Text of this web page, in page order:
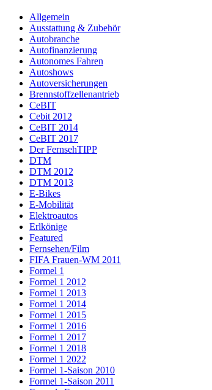
Allgemein
Ausstattung & Zubehör
Autobranche
Autofinanzierung
Autonomes Fahren
Autoshows
Autoversicherungen
Brennstoffzellenantrieb
CeBIT
Cebit 2012
CeBIT 2014
CeBIT 2017
Der FernsehTIPP
DTM
DTM 2012
DTM 2013
E-Bikes
E-Mobilität
Elektroautos
Erlkönige
Featured
Fernsehen/Film
FIFA Frauen-WM 2011
Formel 1
Formel 1 2012
Formel 1 2013
Formel 1 2014
Formel 1 2015
Formel 1 2016
Formel 1 2017
Formel 1 2018
Formel 1 2022
Formel 1-Saison 2010
Formel 1-Saison 2011